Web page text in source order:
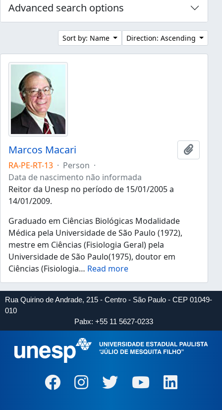
Advanced search options
Sort by: Name Direction: Ascending
Marcos Macari
Add to
RA-PE-RT-13 · Person ·
Data de nascimento não informada
Reitor da Unesp no período de 15/01/2005 a
14/01/2009.
Graduado em Ciências Biológicas Modalidade
Médica pela Universidade de São Paulo (1972),
mestre em Ciências (Fisiologia Geral) pela
Universidade de São Paulo(1975), doutor em
Ciências (Fisiologia… Read more
Rua Quirino de Andrade, 215 - Centro - São Paulo - CEP 01049-
010
Pabx: +55 11 5627-0233